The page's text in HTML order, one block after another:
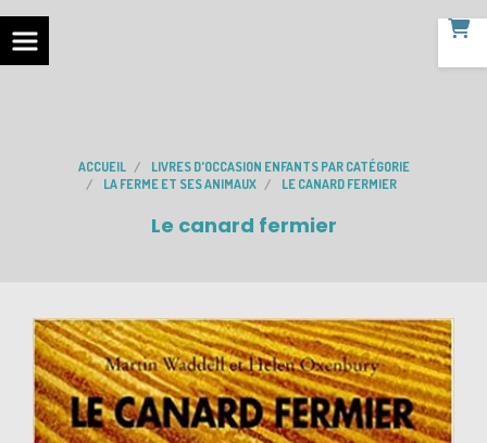
ACCUEIL
LIVRES D'OCCASION ENFANTS PAR CATÉGORIE
LA FERME ET SES ANIMAUX
LE CANARD FERMIER
Le canard fermier